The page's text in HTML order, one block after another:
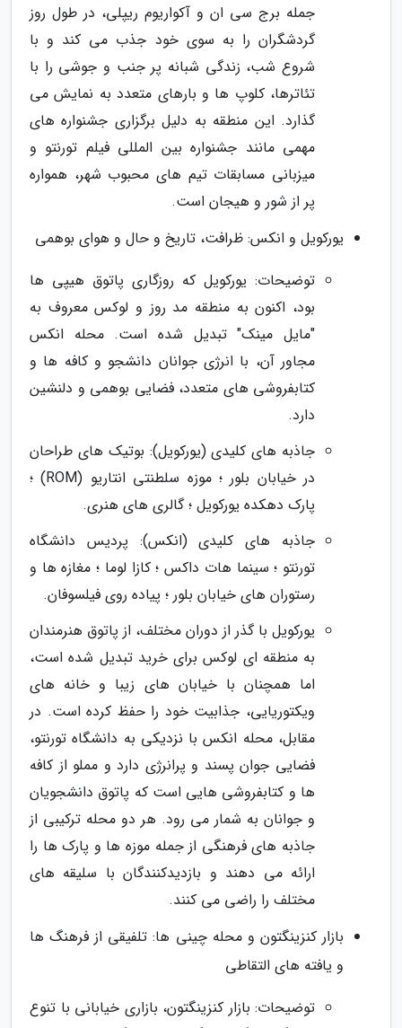
جمله برج سی ان و آکواریوم ریپلی، در طول روز
گردشگران را به سوی خود جذب می کند و با
شروع شب، زندگی شبانه پر جنب و جوشی را با
تئاترها، کلوپ ها و بارهای متعدد به نمایش می
گذارد. این منطقه به دلیل برگزاری جشنواره های
مهمی مانند جشنواره بین المللی فیلم تورنتو و
میزبانی مسابقات تیم های محبوب شهر، همواره
پر از شور و هیجان است.
یورکویل و انکس: ظرافت، تاریخ و حال و هوای بوهمی
توضیحات: یورکویل که روزگاری پاتوق هیپی ها
بود، اکنون به منطقه مد روز و لوکس معروف به
"مایل مینک" تبدیل شده است. محله انکس
مجاور آن، با انرژی جوانان دانشجو و کافه ها و
کتابفروشی های متعدد، فضایی بوهمی و دلنشین
دارد.
جاذبه های کلیدی (یورکویل): بوتیک های طراحان
در خیابان بلور ؛ موزه سلطنتی انتاریو (ROM) ؛
پارک دهکده یورکویل ؛ گالری های هنری.
جاذبه های کلیدی (انکس): پردیس دانشگاه
تورنتو ؛ سینما هات داکس ؛ کازا لوما ؛ مغازه ها و
رستوران های خیابان بلور ؛ پیاده روی فیلسوفان.
یورکویل با گذر از دوران مختلف، از پاتوق هنرمندان
به منطقه ای لوکس برای خرید تبدیل شده است،
اما همچنان با خیابان های زیبا و خانه های
ویکتوریایی، جذابیت خود را حفظ کرده است. در
مقابل، محله انکس با نزدیکی به دانشگاه تورنتو،
فضایی جوان پسند و پرانرژی دارد و مملو از کافه
ها و کتابفروشی هایی است که پاتوق دانشجویان
و جوانان به شمار می رود. هر دو محله ترکیبی از
جاذبه های فرهنگی از جمله موزه ها و پارک ها را
ارائه می دهند و بازدیدکنندگان با سلیقه های
مختلف را راضی می کنند.
بازار کنزینگتون و محله چینی ها: تلفیقی از فرهنگ ها
و یافته های التقاطی
توضیحات: بازار کنزینگتون، بازاری خیابانی با تنوع